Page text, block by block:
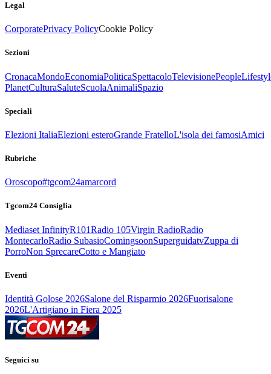
Legal
CorporatePrivacy PolicyCookie Policy
Sezioni
CronacaMondoEconomiaPoliticaSpettacoloTelevisionePeople
PlanetCulturaSaluteScuolaAnimaliSpazio
Speciali
Elezioni ItaliaElezioni esteroGrande FratelloL'isola dei famosiAmici
Rubriche
Oroscopo#tgcom24amarcord
Tgcom24 Consiglia
Mediaset InfinityR101Radio 105Virgin RadioRadio
MontecarloRadio SubasioComingsoonSuperguidatvZuppa di
PorroNon SprecareCotto e Mangiato
Eventi
Identità Golose 2026Salone del Risparmio 2026Fuorisalone
2026L'Artigiano in Fiera 2025
Seguici su